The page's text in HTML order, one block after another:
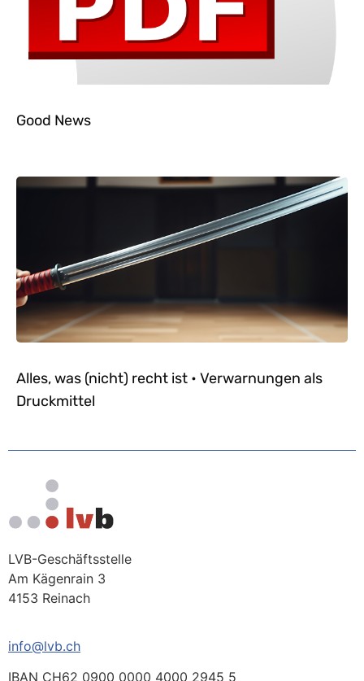
Good News
Alles, was (nicht) recht ist • Verwarnungen als
Druckmittel
LVB-Geschäftsstelle
Am Kägenrain 3
4153 Reinach
info@lvb.ch
IBAN CH62 0900 0000 4000 2945 5